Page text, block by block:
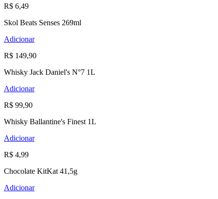
R$ 6,49
Skol Beats Senses 269ml
Adicionar
R$ 149,90
Whisky Jack Daniel's N°7 1L
Adicionar
R$ 99,90
Whisky Ballantine's Finest 1L
Adicionar
R$ 4,99
Chocolate KitKat 41,5g
Adicionar